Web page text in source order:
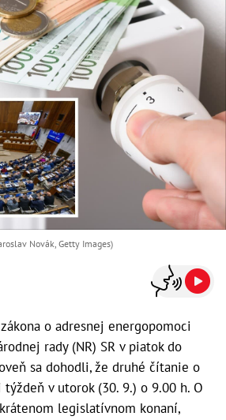
Novák, Getty Images)
zákona o adresnej energopomoci
rady (NR) SR v piatok do
sa dohodli, že druhé čítanie o
v utorok (30. 9.) o 9.00 h. O
legislatívnom konaní,